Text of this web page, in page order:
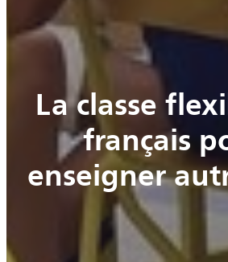
La classe
français
enseigner